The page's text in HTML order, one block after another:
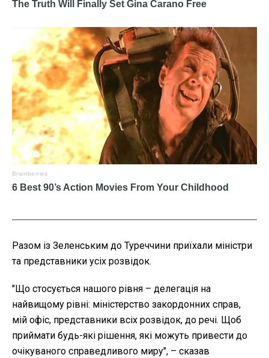
Разом із Зеленським до Туреччини приїхали міністри
та представники усіх розвідок.
"Що стосується нашого рівня – делегація на
найвищому рівні: міністерство закордонних справ,
мій офіс, представники всіх розвідок, до речі. Щоб
приймати будь-які рішення, які можуть привести до
очікуваного справедливого миру", – сказав